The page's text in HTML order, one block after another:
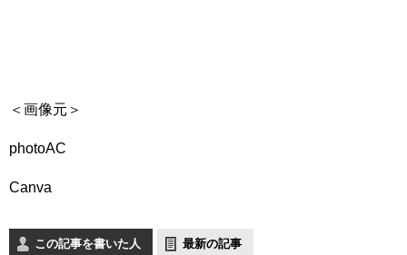
＜画像元＞
photoAC
Canva
この記事を書いた人 最新の記事